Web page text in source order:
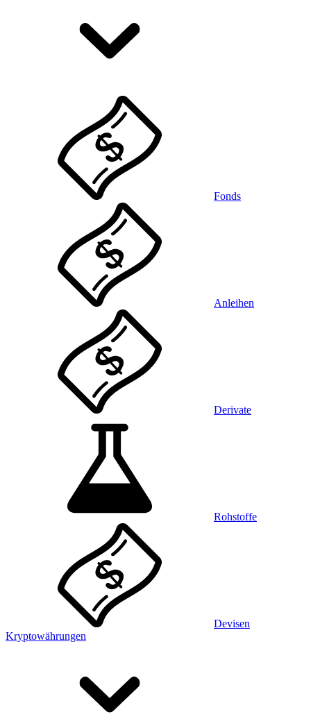
Fonds
Anleihen
Derivate
Rohstoffe
Devisen
Kryptowährungen